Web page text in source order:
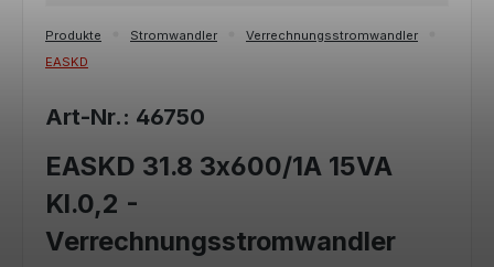
Produkte Stromwandler
Verrechnungsstromwandler
EASKD
Art-Nr.: 46750
EASKD 31.8 3x600/1A 15VA
Kl.0,2 -
Verrechnungsstromwandler